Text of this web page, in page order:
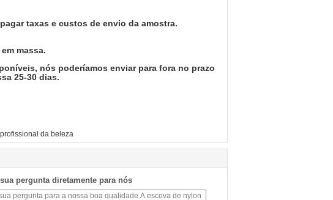
taxas e custos de envio da amostra.
massa.
nós poderíamos enviar para fora no prazo
25-30 dias.
da beleza
pergunta diretamente para nós